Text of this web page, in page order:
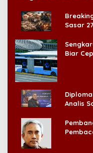
Sasar
Biar
Analis